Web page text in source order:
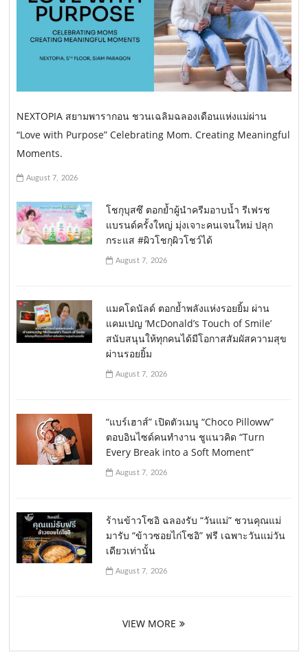
NEXTOPIA สยามพารากอน ชวนเฉลิมฉลองเดือนแห่งแม่ผ่าน
“Love with Purpose” Celebrating Mom. Creating Meaningful
Moments.
August 7, 2026
โชกุบุสซึ ตอกย้ำผู้นำครีมอาบน้ำ รีเฟรช
แบรนด์ครั้งใหญ่ มุ่งเจาะคนเจนใหม่ ปลุก
กระแส #ผิวโชกุผิวโชว์ได้
August 7, 2026
แมคโดนัลด์ ตอกย้ำพลังแห่งรอยยิ้ม ผ่าน
แคมเปญ ‘McDonald’s Touch of Smile’
สนับสนุนให้ทุกคนได้มีโอกาสสัมผัสความสุข
ผ่านรอยยิ้ม
August 7, 2026
“แบร์เฮาส์” เปิดตัวเมนู “Choco Pilloww”
ตอบอินไซด์คนทำงาน ชูแนวคิด “Turn
Every Break into a Soft Moment”
August 7, 2026
ร้านข้าวโซอิ ฉลองรับ “วันแม่” ชวนคุณแม่
มารับ “ข้าวซอยไก่โซอิ” ฟรี เฉพาะวันแม่วัน
เดียวเท่านั้น
August 7, 2026
VIEW MORE